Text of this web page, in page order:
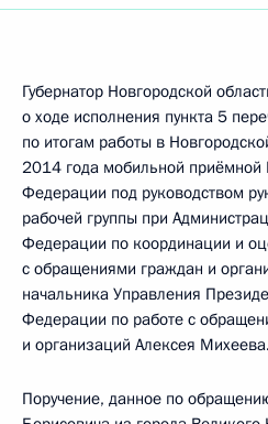
Губернатор Новгородской
о ходе исполнения пункта 5
по итогам работы в
2014 года мобильной приёмной
Федерации под руководством
рабочей группы при
Федерации по координации и
с обращениями граждан и
начальника Управления
Федерации по работе с
и организаций Алексея Михеева.
Поручение, данное по